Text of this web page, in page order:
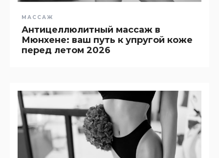
МАССАЖ
Антицеллюлитный массаж в
Мюнхене: ваш путь к упругой коже
перед летом 2026